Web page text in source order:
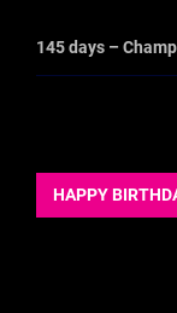
145 days –
HAPPY